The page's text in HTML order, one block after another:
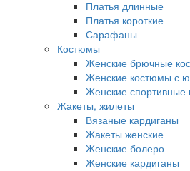
Платья длинные
Платья короткие
Сарафаны
Костюмы
Женские брючные
Женские костюмы с
Женские спортивные
Жакеты, жилеты
Вязаные кардиганы
Жакеты женские
Женские болеро
Женские кардиганы